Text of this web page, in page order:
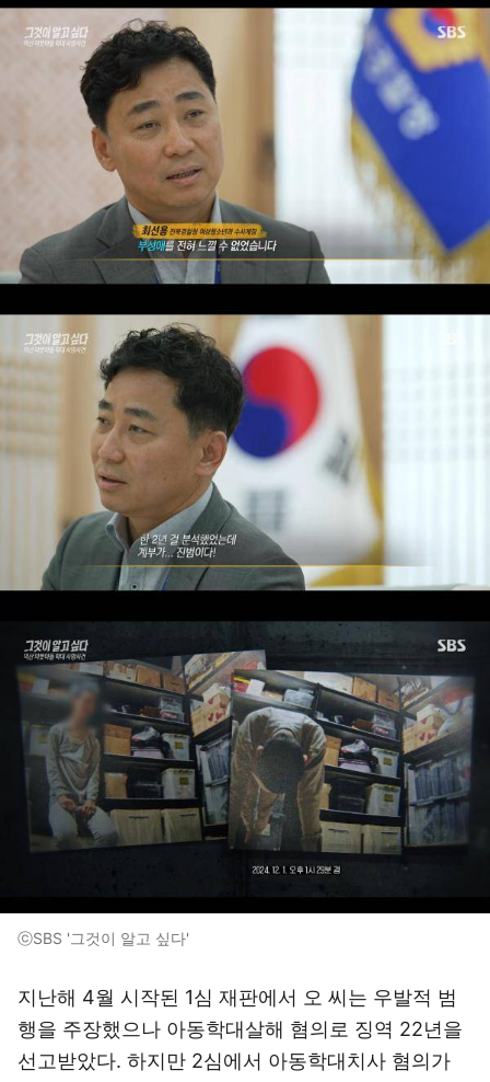
ⓒSBS '그것이 알고 싶다'
지난해 4월 시작된 1심 재판에서 오 씨는 우발적 범
행을 주장했으나 아동학대살해 혐의로 징역 22년을
선고받았다. 하지만 2심에서 아동학대치사 혐의가